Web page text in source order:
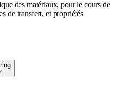
des matériaux, pour le cours de
de transfert, et propriétés